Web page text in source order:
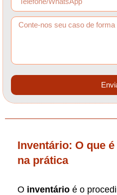
Inventário: O que
na prática
O inventário é o